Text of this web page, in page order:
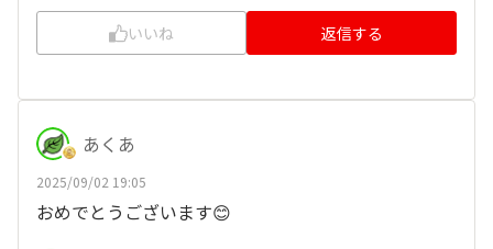
いいね 返信する
あくあ
2025/09/02 19:05
おめでとうございます😊